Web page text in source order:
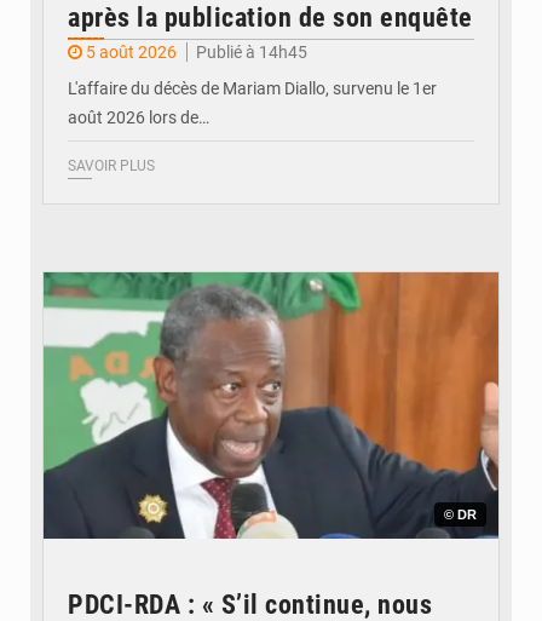
après la publication de son enquête
5 août 2026
Publié à 14h45
L'affaire du décès de Mariam Diallo, survenu le 1er
août 2026 lors de…
SAVOIR PLUS
© DR
PDCI-RDA : « S’il continue, nous